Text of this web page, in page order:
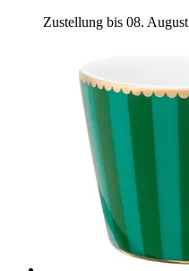
Zustellung bis 08. August